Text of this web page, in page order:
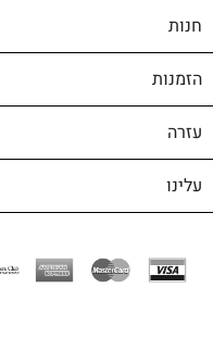
חנות
הזמנות
עזרה
עלינו